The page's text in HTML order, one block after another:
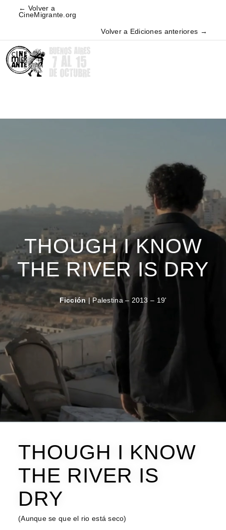
← Volver a
CineMigrante.org
Volver a Ediciones anteriores →
THOUGH I KNOW
THE RIVER IS DRY
Ficción| Palestina – 2013 – 19'
THOUGH I KNOW
THE RIVER IS
DRY
(Aunque se que el rio está seco)